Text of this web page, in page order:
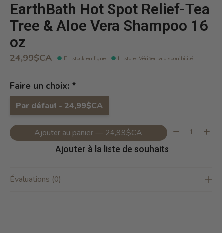
EarthBath Hot Spot Relief-Tea
Tree & Aloe Vera Shampoo 16
oz
24,99$CA En stock en ligne In store:Vérifier la disponibilité
Faire un choix: *
Par défaut - 24,99$CA
Ajouter au panier — 24,99$CA Quantité:
Ajouter à la liste de souhaits
Évaluations (0)